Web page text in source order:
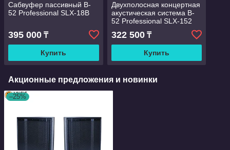
Сабвуфер пассивный B-
52 Professional SLX-18B
395 000 ₸
Купить
Двухполосная концертная
акустическая система B-
52 Professional SLX-152
322 500₸
Купить
Акционные предложения и новинки
–25%